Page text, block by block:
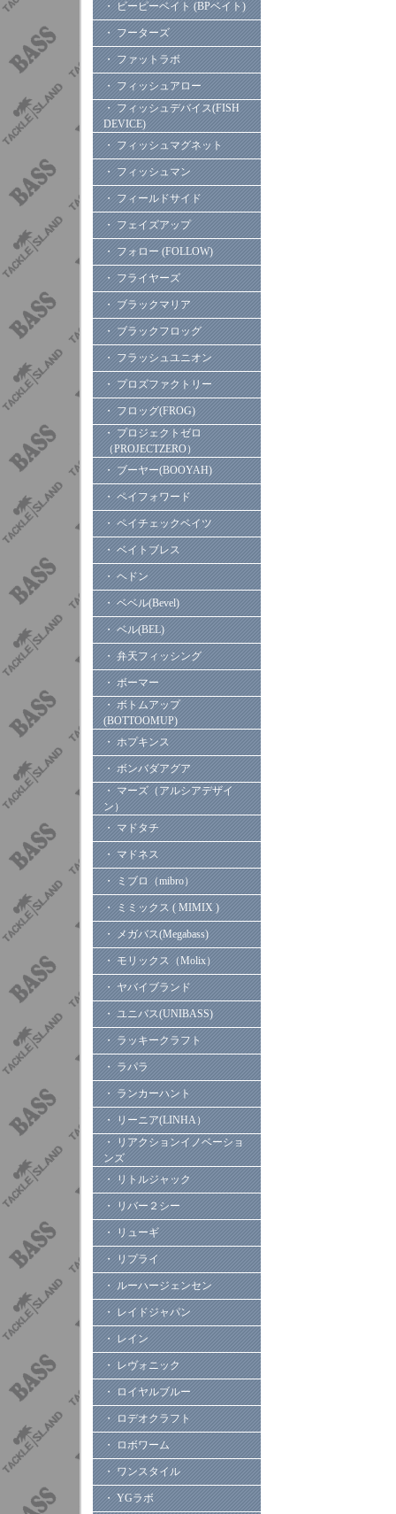
・ ビーピーベイト (BPベイト)
・ フーターズ
・ ファットラボ
・ フィッシュアロー
・ フィッシュデバイス(FISH
DEVICE)
・ フィッシュマグネット
・ フィッシュマン
・ フィールドサイド
・ フェイズアップ
・ フォロー (FOLLOW)
・ フライヤーズ
・ ブラックマリア
・ ブラックフロッグ
・ フラッシュユニオン
・ プロズファクトリー
・ フロッグ(FROG)
・ プロジェクトゼロ
（PROJECTZERO）
・ ブーヤー(BOOYAH)
・ ペイフォワード
・ ペイチェックベイツ
・ ベイトブレス
・ ヘドン
・ ベベル(Bevel)
・ ベル(BEL)
・ 弁天フィッシング
・ ボーマー
・ ボトムアップ
(BOTTOOMUP)
・ ホプキンス
・ ボンバダアグア
・ マーズ（アルシアデザイ
ン）
・ マドタチ
・ マドネス
・ ミブロ（mibro）
・ ミミックス ( MIMIX )
・ メガバス(Megabass)
・ モリックス（Molix）
・ ヤバイブランド
・ ユニバス(UNIBASS)
・ ラッキークラフト
・ ラパラ
・ ランカーハント
・ リーニア(LINHA）
・ リアクションイノベーショ
ンズ
・ リトルジャック
・ リバー２シー
・ リューギ
・ リプライ
・ ルーハージェンセン
・ レイドジャパン
・ レイン
・ レヴォニック
・ ロイヤルブルー
・ ロデオクラフト
・ ロボワーム
・ ワンスタイル
・ YGラボ